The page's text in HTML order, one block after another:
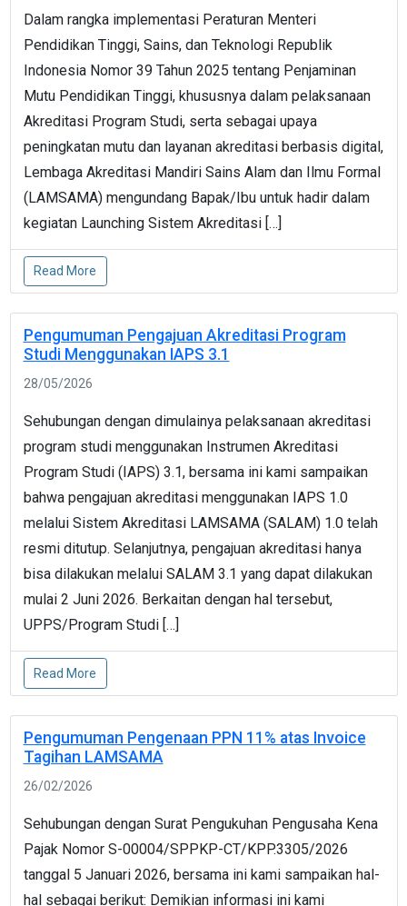
Dalam rangka implementasi Peraturan Menteri
Pendidikan Tinggi, Sains, dan Teknologi Republik
Indonesia Nomor 39 Tahun 2025 tentang Penjaminan
Mutu Pendidikan Tinggi, khususnya dalam pelaksanaan
Akreditasi Program Studi, serta sebagai upaya
peningkatan mutu dan layanan akreditasi berbasis digital,
Lembaga Akreditasi Mandiri Sains Alam dan Ilmu Formal
(LAMSAMA) mengundang Bapak/Ibu untuk hadir dalam
kegiatan Launching Sistem Akreditasi […]
Read More
Pengumuman Pengajuan Akreditasi Program
Studi Menggunakan IAPS 3.1
28/05/2026
Sehubungan dengan dimulainya pelaksanaan akreditasi
program studi menggunakan Instrumen Akreditasi
Program Studi (IAPS) 3.1, bersama ini kami sampaikan
bahwa pengajuan akreditasi menggunakan IAPS 1.0
melalui Sistem Akreditasi LAMSAMA (SALAM) 1.0 telah
resmi ditutup. Selanjutnya, pengajuan akreditasi hanya
bisa dilakukan melalui SALAM 3.1 yang dapat dilakukan
mulai 2 Juni 2026. Berkaitan dengan hal tersebut,
UPPS/Program Studi […]
Read More
Pengumuman Pengenaan PPN 11% atas Invoice
Tagihan LAMSAMA
26/02/2026
Sehubungan dengan Surat Pengukuhan Pengusaha Kena
Pajak Nomor S-00004/SPPKP-CT/KPP.3305/2026
tanggal 5 Januari 2026, bersama ini kami sampaikan hal-
hal sebagai berikut: Demikian informasi ini kami